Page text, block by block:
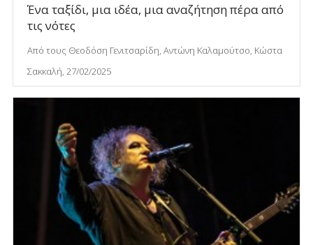
Ένα ταξίδι, μια ιδέα, μια αναζήτηση πέρα από
τις νότες
Από τους Θεοδόση Γενιτσαρίδη, Αντώνη Καλαμούτσο, Κώστα
Σακκαλή, 27/02/2025